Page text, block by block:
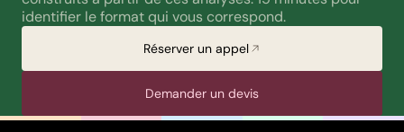
identifier le format qui vous correspond.
Réserver un appel
Demander un devis